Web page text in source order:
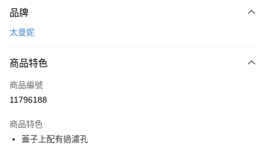
信用卡一次付款
Apple Pay
街口支付
Google Pay
品牌
太曼妮
商品特色
商品編號
11796188
商品特色
蓋子上配有過濾孔